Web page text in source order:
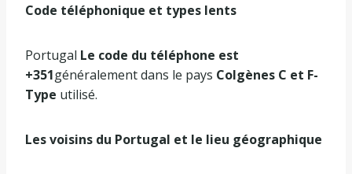
Code téléphonique et types lents
Portugal Le code du téléphone est
+351généralement dans le pays Colgènes C et F-
Type utilisé.
Les voisins du Portugal et le lieu géographique